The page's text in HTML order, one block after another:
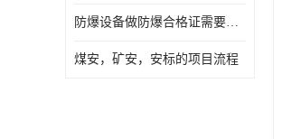
防爆设备做防爆合格证需要的资料
煤安，矿安，安标的项目流程